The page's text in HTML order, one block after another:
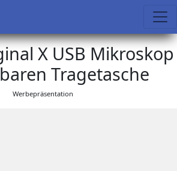
X USB Mikroskop
Tragetasche
Werbepräsentation